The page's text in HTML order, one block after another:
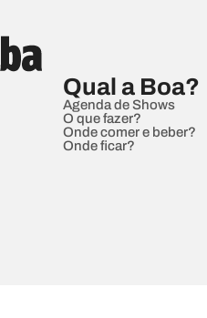
Qual a Boa?
Agenda de Shows
O que fazer?
Onde comer e beber?
Onde ficar?